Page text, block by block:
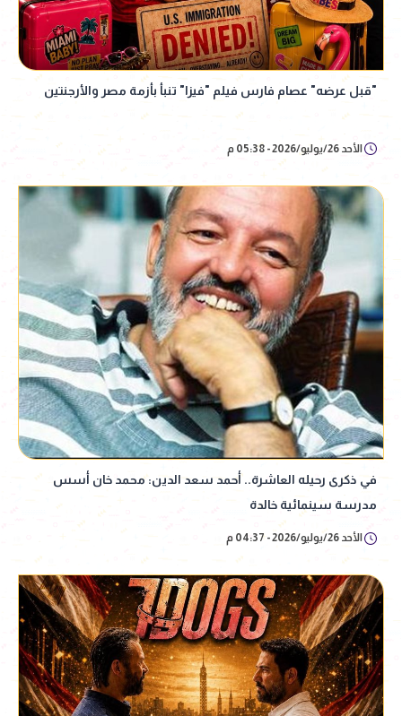
"قبل عرضه" عصام فارس فيلم "فيزا" تنبأ بأزمة مصر والأرجنتين
الأحد 26/يوليو/2026 - 05:38 م
في ذكرى رحيله العاشرة.. أحمد سعد الدين: محمد خان أسس
مدرسة سينمائية خالدة
الأحد 26/يوليو/2026 - 04:37 م